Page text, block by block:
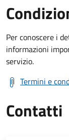
Per conoscere i
informazioni
servizio.
Termini e
Contatti